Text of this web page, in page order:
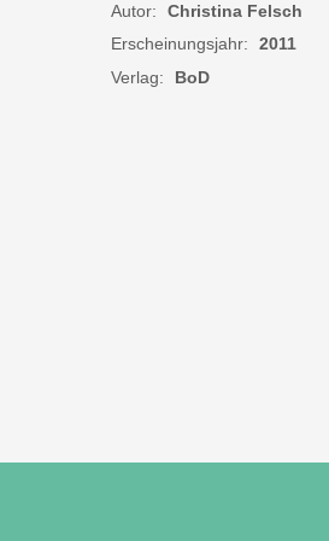
Autor:
Christina Felsch
Erscheinungsjahr:
2011
Verlag:
BoD